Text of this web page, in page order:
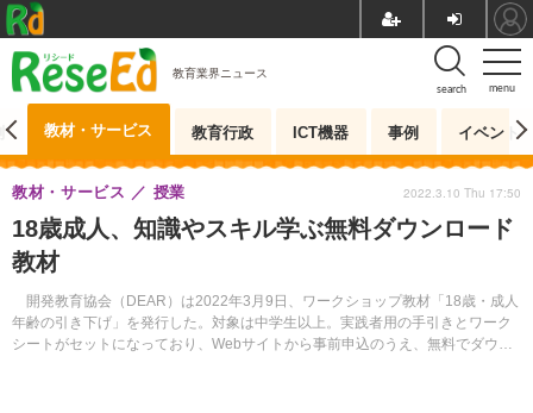
menu
search
教育業界ニュース
教材・サービス 教育行政 ICT機器 事例 イベント
18歳成人、知識やスキル学ぶ無料ダウンロード
教材
開発教育協会（DEAR）は2022年3月9日、ワークショップ教材「18歳・成人
年齢の引き下げ」を発行した。対象は中学生以上。実践者用の手引きとワーク
シートがセットになっており、Webサイトから事前申込のうえ、無料でダウン
教材・サービス 授業 2022.3.10 Thu 17:50